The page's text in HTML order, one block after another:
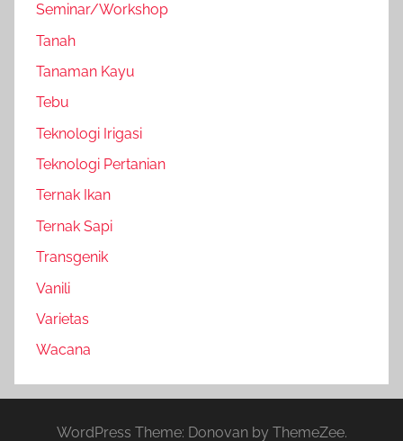
Seminar/Workshop
Tanah
Tanaman Kayu
Tebu
Teknologi Irigasi
Teknologi Pertanian
Ternak Ikan
Ternak Sapi
Transgenik
Vanili
Varietas
Wacana
WordPress Theme: Donovan by ThemeZee.